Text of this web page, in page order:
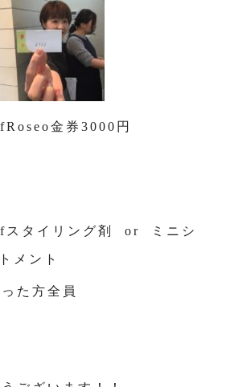
Roseo金券3000円
スタイリング剤 or ミニシ
メント
た方全員